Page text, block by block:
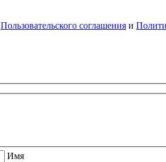
Пользовательского соглашения и
Имя